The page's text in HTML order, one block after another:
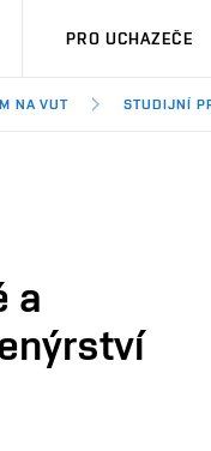
PRO UCHAZEČE
NA VUT STUDIJNÍ
a